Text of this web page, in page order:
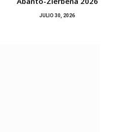
JULIO 30, 2026